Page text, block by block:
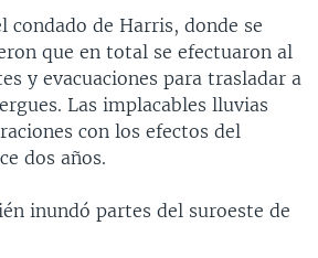
condado de Harris, donde se
que en total se efectuaron al
y evacuaciones para trasladar a
Las implacables lluvias
con los efectos del
dos años.
inundó partes del suroeste de